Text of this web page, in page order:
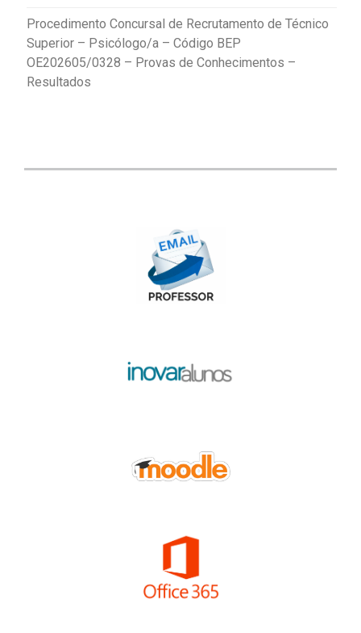
Procedimento Concursal de Recrutamento de Técnico
Superior – Psicólogo/a – Código BEP
OE202605/0328 – Provas de Conhecimentos –
Resultados